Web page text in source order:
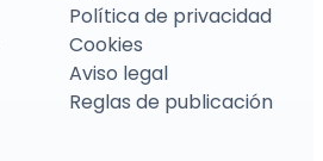
Política de privacidad
Cookies
Aviso legal
Reglas de publicación